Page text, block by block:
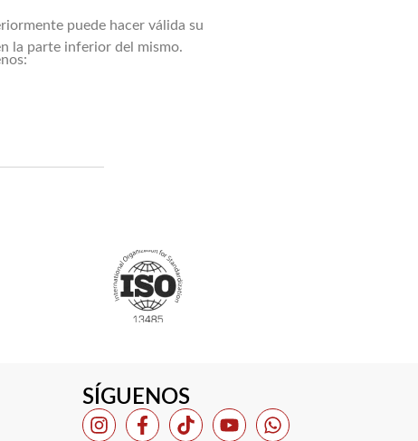
puede hacer válida su
la parte inferior del mismo.
SÍGUENOS